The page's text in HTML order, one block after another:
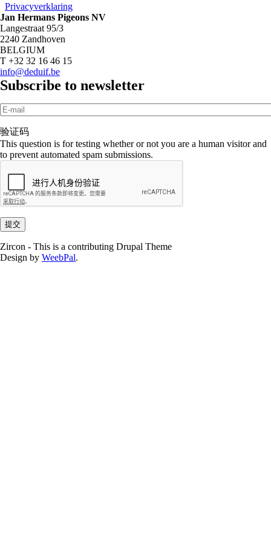
Privacyverklaring
Jan Hermans Pigeons NV
Langestraat 95/3
2240 Zandhoven
BELGIUM
T +32 32 16 46 15
info@deduif.be
Subscribe to newsletter
E-mail
验证码
This question is for testing whether or not you are a human visitor and
to prevent automated spam submissions.
Zircon - This is a contributing Drupal Theme
Design by WeebPal.